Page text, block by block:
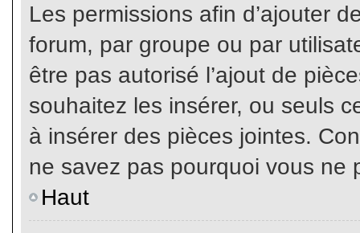
Les permissions afin d’ajouter
forum, par groupe ou par
être pas autorisé l’ajout de
souhaitez les insérer, ou seuls
à insérer des pièces jointes.
ne savez pas pourquoi vous ne
Haut